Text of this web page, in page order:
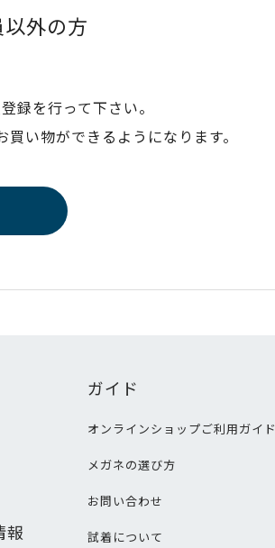
外の方
録を行って下さい。
い物ができるようになります。
報
ガイド
オンラインショップご利用ガイド
メガネの選び方
お問い合わせ
試着について